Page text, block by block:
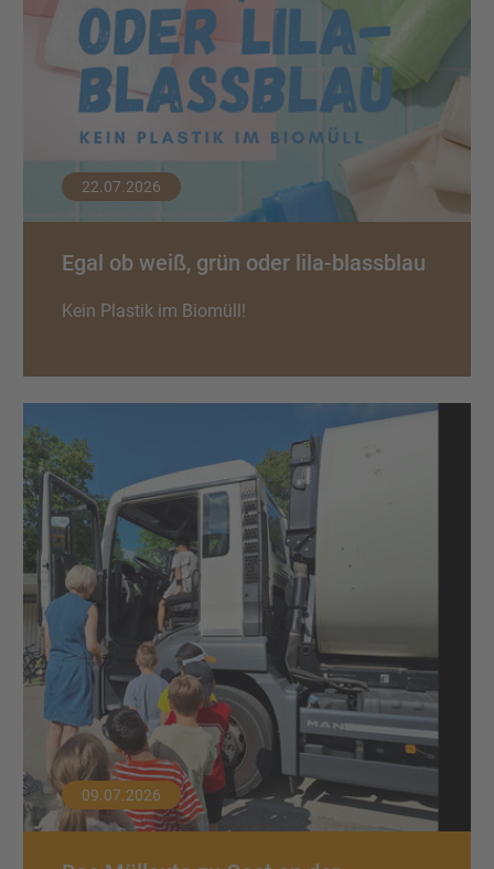
22.07.2026
Egal ob weiß, grün oder lila-blassblau
Kein Plastik im Biomüll!
09.07.2026